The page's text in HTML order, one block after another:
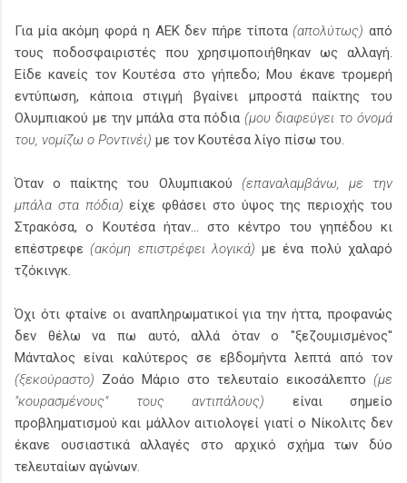
Για μία ακόμη φορά η ΑΕΚ δεν πήρε τίποτα(απολύτως) από
τους ποδοσφαιριστές που χρησιμοποιήθηκαν ως αλλαγή.
Είδε κανείς τον Κουτέσα στο γήπεδο; Μου έκανε τρομερή
εντύπωση, κάποια στιγμή βγαίνει μπροστά παίκτης του
Ολυμπιακού με την μπάλα στα πόδια(μου διαφεύγει το όνομά
του, νομίζω ο Ροντινέι) με τον Κουτέσα λίγο πίσω του.
Όταν ο παίκτης του Ολυμπιακού (επαναλαμβάνω, με την
μπάλα στα πόδια) είχε φθάσει στο ύψος της περιοχής του
Στρακόσα, ο Κουτέσα ήταν... στο κέντρο του γηπέδου κι
επέστρεφε(ακόμη επιστρέφει λογικά) με ένα πολύ χαλαρό
τζόκινγκ.
Όχι ότι φταίνε οι αναπληρωματικοί για την ήττα, προφανώς
δεν θέλω να πω αυτό, αλλά όταν ο "ξεζουμισμένος"
Μάνταλος είναι καλύτερος σε εβδομήντα λεπτά από τον
(ξεκούραστο) Ζοάο Μάριο στο τελευταίο εικοσάλεπτο (με
"κουρασμένους" τους αντιπάλους) είναι σημείο
προβληματισμού και μάλλον αιτιολογεί γιατί ο Νίκολιτς δεν
έκανε ουσιαστικά αλλαγές στο αρχικό σχήμα των δύο
τελευταίων αγώνων.